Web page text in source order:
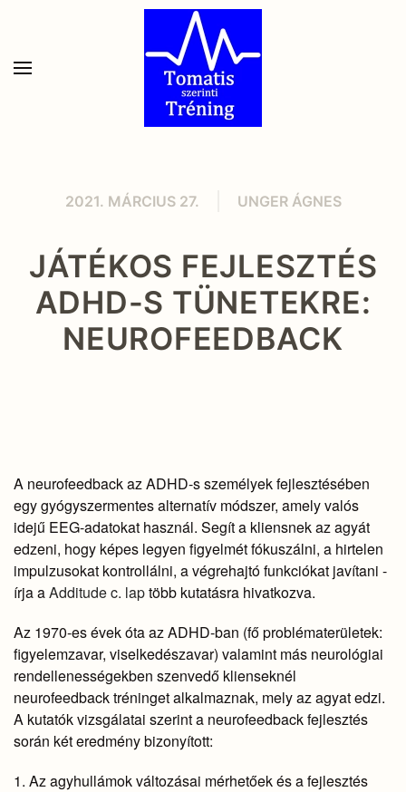
Skip to main content
2021. MÁRCIUS 27. UNGER ÁGNES
JÁTÉKOS FEJLESZTÉS
ADHD-S TÜNETEKRE:
NEUROFEEDBACK
A neurofeedback az ADHD-s személyek fejlesztésében
egy gyógyszermentes alternatív módszer, amely valós
idejű EEG-adatokat használ. Segít a kliensnek az agyát
edzeni, hogy képes legyen figyelmét fókuszálni, a hirtelen
impulzusokat kontrollálni, a végrehajtó funkciókat javítani -
írja aAdditude c. laptöbb kutatásra hivatkozva.
Az 1970-es évek óta az ADHD-ban (fő problématerületek:
figyelemzavar, viselkedészavar) valamint más neurológiai
rendellenességekben szenvedő klienseknél
neurofeedback tréninget alkalmaznak, mely az agyat edzi.
A kutatók vizsgálatai szerint a neurofeedback fejlesztés
során két eredmény bizonyított:
1. Az agyhullámok változásai mérhetőek és a fejlesztés